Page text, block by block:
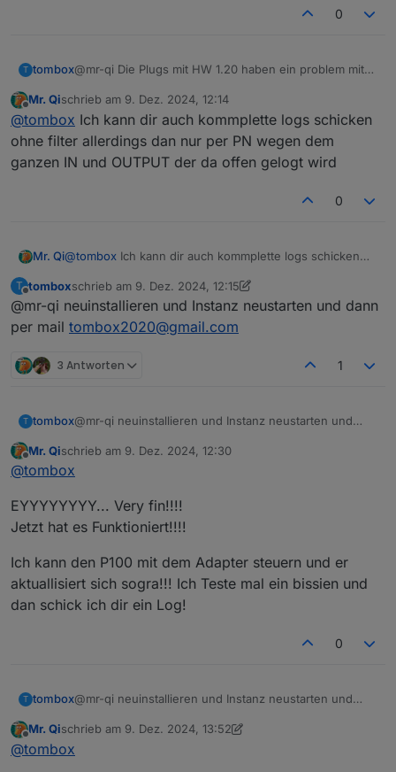
0
T tombox@mr-qi Die Plugs mit HW 1.20 haben ein problem mit
Probleme
Nur bei korrekter Authentication können werte
abgerufen werden und gesetzt werden.
Da ich selber kein solchen Plug besitze muss ich halt
testen und da helfen mir komplette debug logs
Offline
Mr. Qischrieb am 9. Dez. 2024, 12:14
zuletzt editiert von
@tombox Ich kann dir auch kommplette logs schicken
ohne filter allerdings dan nur per PN wegen dem
ganzen IN und OUTPUT der da offen gelogt wird
0
Mr. Qi@tombox Ich kann dir auch kommplette logs schicken
ganzen IN und OUTPUT der da offen gelogt wird
T
Offline
tomboxschrieb am 9. Dez. 2024, 12:15
zuletzt editiert von tombox12. Sept. 2024, 13:15
@mr-qi neuinstallieren und Instanz neustarten und dann
per mail tombox2020@gmail.com
3 Antworten 1
T tombox@mr-qi neuinstallieren und Instanz neustarten und
Offline
Mr. Qischrieb am 9. Dez. 2024, 12:30
zuletzt editiert von
@tombox
EYYYYYYYY... Very fin!!!!
Jetzt hat es Funktioniert!!!!
Ich kann den P100 mit dem Adapter steuern und er
aktuallisiert sich sogra!!! Ich Teste mal ein bissien und
dan schick ich dir ein Log!
0
T tombox@mr-qi neuinstallieren und Instanz neustarten und
Offline
Mr. Qischrieb am 9. Dez. 2024, 13:52
zuletzt editiert von Mr. Qi 12. Sept. 2024, 14:54
@tombox